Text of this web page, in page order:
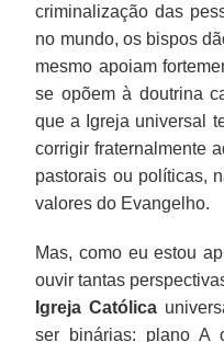
criminalização das
no mundo, os bispos
mesmo apoiam
se opõem à doutrina
que a Igreja universal
corrigir fraternalmente
pastorais ou políticas,
valores do Evangelho.
Mas, como eu estou
ouvir tantas
Igreja Católica
ser binárias: plano A